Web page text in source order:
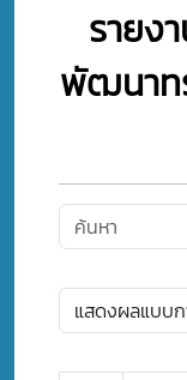
รายง
พัฒนาท